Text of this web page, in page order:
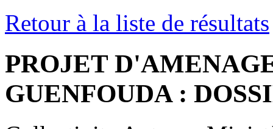
Retour à la liste de résultats
PROJET
GUENFOUDA :